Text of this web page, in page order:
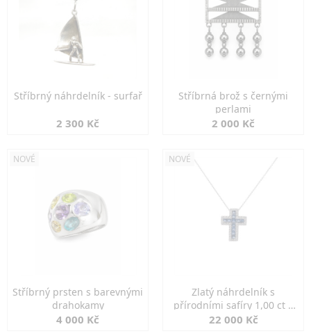
Stříbrný náhrdelník - surfař
2 300 Kč
Stříbrná brož s černými
perlami
2 000 Kč
NOVÉ
Stříbrný prsten s barevnými
drahokamy
4 000 Kč
NOVÉ
Zlatý náhrdelník s
přírodními safíry 1,00 ct a
diamanty
22 000 Kč